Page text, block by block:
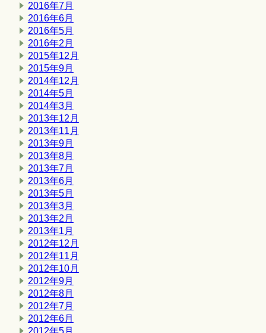
2016年7月
2016年6月
2016年5月
2016年2月
2015年12月
2015年9月
2014年12月
2014年5月
2014年3月
2013年12月
2013年11月
2013年9月
2013年8月
2013年7月
2013年6月
2013年5月
2013年3月
2013年2月
2013年1月
2012年12月
2012年11月
2012年10月
2012年9月
2012年8月
2012年7月
2012年6月
2012年5月